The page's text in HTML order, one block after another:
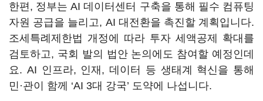
한편, 정부는 AI 데이터센터 구축을 통해 필수 컴퓨팅
자원 공급을 늘리고, AI 대전환을 촉진할 계획입니다.
조세특례제한법 개정에 따라 투자 세액공제 확대를
검토하고, 국회 발의 법안 논의에도 참여할 예정인데
요. AI 인프라, 인재, 데이터 등 생태계 혁신을 통해
민·관이 함께 ‘AI 3대 강국’ 도약에 나섭니다.